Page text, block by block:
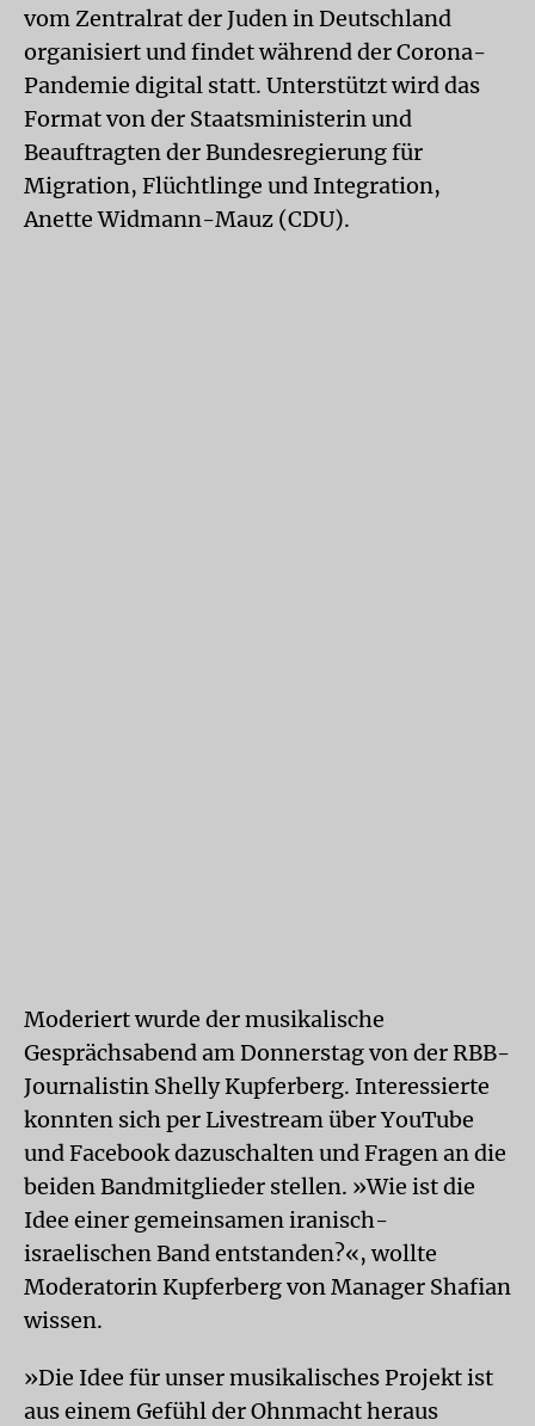
vom Zentralrat der Juden in Deutschland
organisiert und findet während der Corona-
Pandemie digital statt. Unterstützt wird das
Format von der Staatsministerin und
Beauftragten der Bundesregierung für
Migration, Flüchtlinge und Integration,
Anette Widmann-Mauz (CDU).
Moderiert wurde der musikalische
Gesprächsabend am Donnerstag von der RBB-
Journalistin Shelly Kupferberg. Interessierte
konnten sich per Livestream über YouTube
und Facebook dazuschalten und Fragen an die
beiden Bandmitglieder stellen. »Wie ist die
Idee einer gemeinsamen iranisch-
israelischen Band entstanden?«, wollte
Moderatorin Kupferberg von Manager Shafian
wissen.
»Die Idee für unser musikalisches Projekt ist
aus einem Gefühl der Ohnmacht heraus